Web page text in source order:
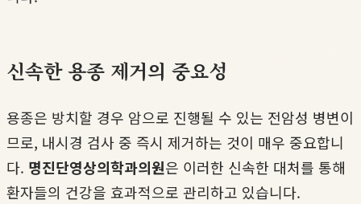
신속한 용종 제거의 중요성
용종은 방치할 경우 암으로 진행될 수 있는 전암성 병변이
므로, 내시경 검사 중 즉시 제거하는 것이 매우 중요합니
다. 명진단영상의학과의원은 이러한 신속한 대처를 통해
환자들의 건강을 효과적으로 관리하고 있습니다.